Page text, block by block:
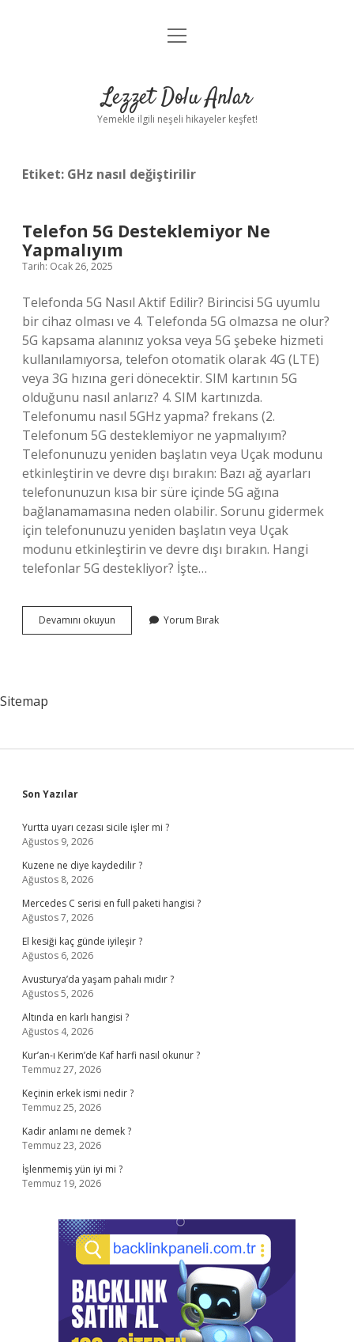
Anasayfa
Yasal Uyarı
menüyü
Lezzet Dolu Anlar
Yemekle ilgili neşeli hikayeler keşfet!
Etiket: GHz nasıl değiştirilir
Telefon 5G Desteklemiyor Ne
Yapmalıyım
Tarih: Ocak 26, 2025
Telefonda 5G Nasıl Aktif Edilir? Birincisi 5G uyumlu
bir cihaz olması ve 4. Telefonda 5G olmazsa ne olur?
5G kapsama alanınız yoksa veya 5G şebeke hizmeti
kullanılamıyorsa, telefon otomatik olarak 4G (LTE)
veya 3G hızına geri dönecektir. SIM kartının 5G
olduğunu nasıl anlarız? 4. SIM kartınızda.
Telefonumu nasıl 5GHz yapma? frekans (2.
Telefonum 5G desteklemiyor ne yapmalıyım?
Telefonunuzu yeniden başlatın veya Uçak modunu
etkinleştirin ve devre dışı bırakın: Bazı ağ ayarları
telefonunuzun kısa bir süre içinde 5G ağına
bağlanamamasına neden olabilir. Sorunu gidermek
için telefonunuzu yeniden başlatın veya Uçak
modunu etkinleştirin ve devre dışı bırakın. Hangi
telefonlar 5G destekliyor? İşte…
Devamını okuyun
5G
Yorum Bırak
Sitemap
Sidebar
Son Yazılar
Yurtta uyarı cezası sicile işler mi ?
Ağustos 9, 2026
Kuzene ne diye kaydedilir ?
Ağustos 8, 2026
Mercedes C serisi en full paketi hangisi ?
Ağustos 7, 2026
El kesiği kaç günde iyileşir ?
Ağustos 6, 2026
Avusturya’da yaşam pahalı mıdır ?
Ağustos 5, 2026
Altında en karlı hangisi ?
Ağustos 4, 2026
Kur’an-ı Kerim’de Kaf harfi nasıl okunur ?
Temmuz 27, 2026
Keçinin erkek ismi nedir ?
Temmuz 25, 2026
Kadir anlamı ne demek ?
Temmuz 23, 2026
İşlenmemiş yün iyi mi ?
Temmuz 19, 2026